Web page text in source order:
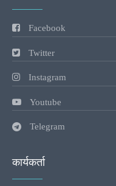
Facebook
Twitter
Instagram
Youtube
Telegram
कार्यकर्ता